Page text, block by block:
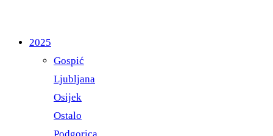
2025
Gospić
Ljubljana
Osijek
Ostalo